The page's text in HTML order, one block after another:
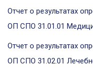
Отчет о результатах
ОП СПО 31.01.01
Отчет о результатах
ОП СПО 31.02.01